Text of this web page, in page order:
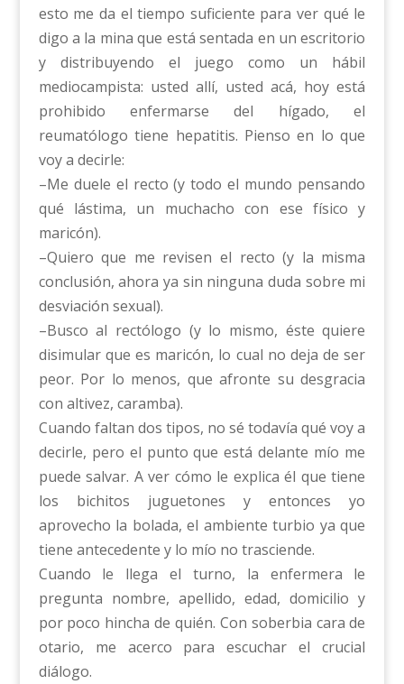
esto me da el tiempo suficiente para ver qué le
digo a la mina que está sentada en un escritorio
y distribuyendo el juego como un hábil
mediocampista: usted allí, usted acá, hoy está
prohibido enfermarse del hígado, el
reumatólogo tiene hepatitis. Pienso en lo que
voy a decirle:
–Me duele el recto (y todo el mundo pensando
qué lástima, un muchacho con ese físico y
maricón).
–Quiero que me revisen el recto (y la misma
conclusión, ahora ya sin ninguna duda sobre mi
desviación sexual).
–Busco al rectólogo (y lo mismo, éste quiere
disimular que es maricón, lo cual no deja de ser
peor. Por lo menos, que afronte su desgracia
con altivez, caramba).
Cuando faltan dos tipos, no sé todavía qué voy a
decirle, pero el punto que está delante mío me
puede salvar. A ver cómo le explica él que tiene
los bichitos juguetones y entonces yo
aprovecho la bolada, el ambiente turbio ya que
tiene antecedente y lo mío no trasciende.
Cuando le llega el turno, la enfermera le
pregunta nombre, apellido, edad, domicilio y
por poco hincha de quién. Con soberbia cara de
otario, me acerco para escuchar el crucial
diálogo.